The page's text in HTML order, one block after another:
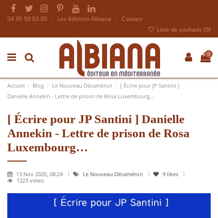
04 95 50 03 00 Les éditions Albiana
Contact
Liste de souhaits (0)
0
Accueil Blog Le Nouveau Décaméron
[ Écrire pour JP Santini ]
Danielle Annekin - Lettre de prison de Rosa Luxembourg…
[ Écrire pour JP Santini ] Danielle
Annekin - Lettre de prison de Rosa
Luxembourg…
13 Nov 2020, 08:24 Le Nouveau Décaméron 9 likes
1223 views